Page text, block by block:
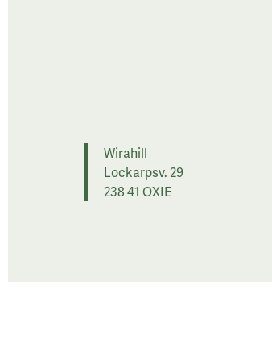
Wirahill
Lockarpsv. 29
238 41 OXIE